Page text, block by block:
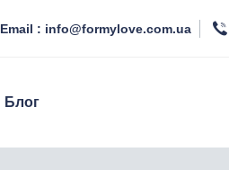
Email : info@formylove.com.ua
Блог